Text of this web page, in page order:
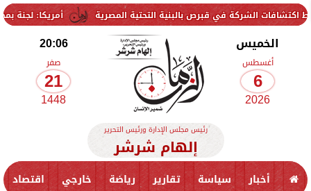
أمريكا: لجنة بمجلس الشيوخ في قبرص بالبنية التحتية المصرية
الخميس
أغسطس
6
2026
20:06
صفر
21
1448
رئيس مجلس الإدارة ورئيس التحرير
إلهام شرشر
أخبار سياسة تقارير رياضة خارجي اقتصاد